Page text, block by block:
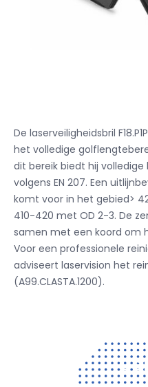
De laserveiligheidsbril
het volledige
dit bereik biedt hij
volgens EN 207. Een
komt voor in het gebied>
410-420 met OD 2-3. De
samen met een koord om
Voor een professionele
adviseert laservision het
(A99.CLASTA.1200).